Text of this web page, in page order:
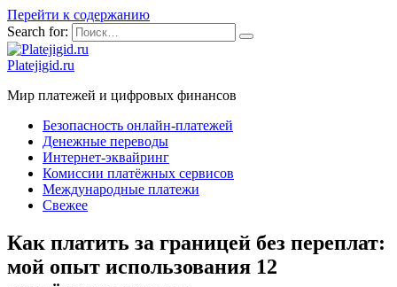
Перейти к содержанию
Search for:
Platejigid.ru
Мир платежей и цифровых финансов
Безопасность онлайн-платежей
Денежные переводы
Интернет-эквайринг
Комиссии платёжных сервисов
Международные платежи
Свежее
Как платить за границей без переплат:
мой опыт использования 12